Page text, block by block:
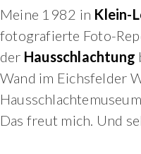
Meine 1982 in Klein-
fotografierte Foto-
der Hausschlachtung
Wand im Eichsfelder
Das freut mich. Und